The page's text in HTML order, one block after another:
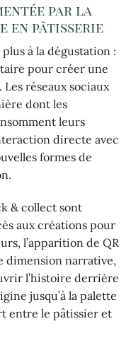
par la
en pâtisserie
à la dégustation :
pour créer une
réseaux sociaux
dont les
leurs
directe avec
formes de
& collect sont
aux créations pour
l’apparition de QR
dimension narrative,
l’histoire derrière
jusqu’à la palette
entre le pâtissier et